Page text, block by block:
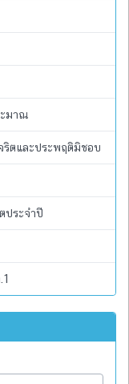
ะมาณ
ริตและประพฤติมิชอบ
ประจำปี